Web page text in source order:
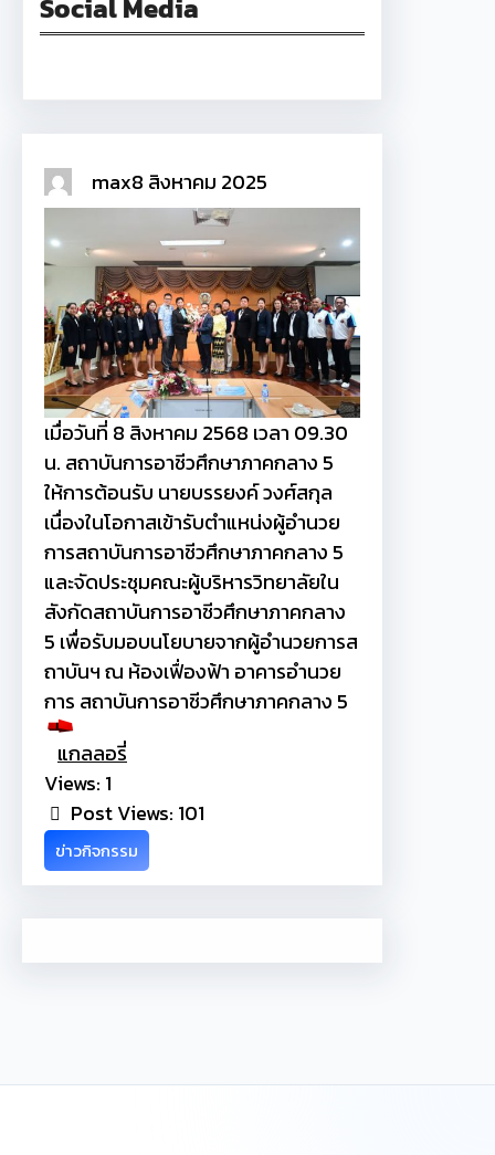
Social Media
max8 สิงหาคม 2025
เมื่อวันที่ 8 สิงหาคม 2568 เวลา 09.30
น. สถาบันการอาชีวศึกษาภาคกลาง 5
ให้การต้อนรับ นายบรรยงค์ วงศ์สกุล
เนื่องในโอกาสเข้ารับตำแหน่งผู้อำนวย
การสถาบันการอาชีวศึกษาภาคกลาง 5
และจัดประชุมคณะผู้บริหารวิทยาลัยใน
สังกัดสถาบันการอาชีวศึกษาภาคกลาง
5 เพื่อรับมอบนโยบายจากผู้อำนวยการส
ถาบันฯ ณ ห้องเฟื่องฟ้า อาคารอำนวย
การ สถาบันการอาชีวศึกษาภาคกลาง 5
แกลลอรี่
Views: 1
Post Views: 101
ข่าวกิจกรรม